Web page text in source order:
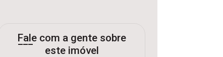
Fale com a gente sobre
este imóvel